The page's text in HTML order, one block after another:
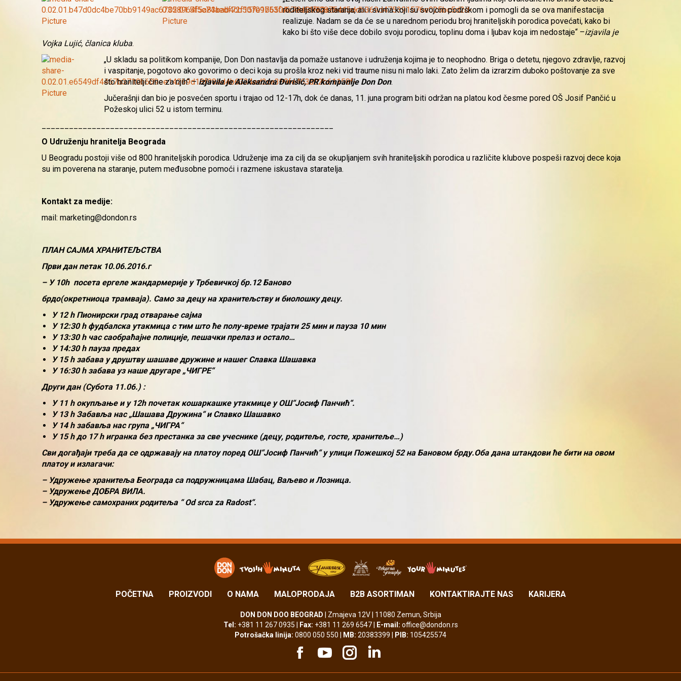
roditeljskog staranja, ali i svima koji su svojom podrškom i pomogli da se ova manifestacija
realizuje. Nadam se da će se u narednom periodu broj hraniteljskih porodica povećati, kako bi
kako bi što više dece dobilo svoju porodicu, toplinu doma i ljubav koja im nedostaje“ –izjavila je
Vojka Lujić, članica kluba.
„U skladu sa politikom kompanije, Don Don nastavlja da pomaže ustanove i udruženja kojima je to neophodno. Briga o detetu, njegovo zdravlje, razvoj
i vaspitanje, pogotovo ako govorimo o deci koja su prošla kroz neki vid traume nisu ni malo laki. Zato želim da izrarzim duboko poštovanje za sve
što hranitelji čine za njih“ –izjavila je Aleksandra Đurišić, PR kompanije Don Don.
Jučerašnji dan bio je posvećen sportu i trajao od 12-17h, dok će danas, 11. juna program biti održan na platou kod česme pored OŠ Josif Pančić u
Požeskoj ulici 52 u istom terminu.
O Udruženju hranitelja Beograda
U Beogradu postoji više od 800 hraniteljskih porodica. Udruženje ima za cilj da se okupljanjem svih hraniteljskih porodica u različite klubove pospeši razvoj dece koja
su im poverena na staranje, putem međusobne pomoći i razmene iskustava staratelja.
Kontakt za medije:
mail: marketing@dondon.rs
ПЛАН САЈМА ХРАНИТЕЉСТВА
Први дан петак 10.06.2016.г
– У 10h посета ергеле жандармерије у Трбевичкој бр.12 Баново
брдо(окретниоца трамваја). Само за децу на хранитељству и биолошку децу.
У 12 h Пионирски град отварање сајма
У 12:30 h фудбалска утакмица с тим што ће полу-време трајати 25 мин и пауза 10 мин
У 13:30 h час саобраћајне полиције, пешачки прелаз и остало…
У 14:30 h пауза предах
У 15 h забава у друштву шашаве дружине и нашег Славка Шашавка
У 16:30 h забава уз наше другаре „ЧИГРЕ“
Други дан (Субота 11.06.) :
У 11 h окупљање и у 12h почетак кошаркашке утакмице у ОШ“Јосиф Панчић“.
У 13 h Забавља нас „Шашава Дружина“ и Славко Шашавко
У 14 h забавља нас група „ЧИГРА“
У 15 h до 17 h игранка без престанка за све учеснике (децу, родитеље, госте, хранитеље…)
Сви догађаји треба да се одржавају на платоу поред ОШ“Јосиф Панчић“ у улици Пожешкој 52 на Бановом брду.Оба дана штандови ће бити на овом
платоу и излагачи:
– Удружење хранитеља Београда са подружницама Шабац, Ваљево и Лозница.
– Удружење ДОБРА ВИЛА.
– Удружење самохраних родитеља “ Od srca za Radost“.
POČETNA PROIZVODI O NAMA MALOPRODAJA B2B ASORTIMAN KONTAKTIRAJTE NAS KARIJERA
DON DON DOO BEOGRAD | Zmajeva 12V | 11080 Zemun, Srbija
Tel: +381 11 267 0935 | Fax: +381 11 269 6547 | E-mail: office@dondon.rs
Potrošačka linija: 0800 050 550 | MB: 20383399 | PIB: 105425574